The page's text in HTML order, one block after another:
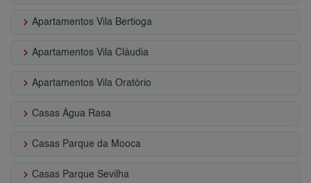
keyboard_arrow_right Apartamentos Vila Bertioga
keyboard_arrow_right Apartamentos Vila Cláudia
keyboard_arrow_right Apartamentos Vila Oratório
keyboard_arrow_right Casas Água Rasa
keyboard_arrow_right Casas Parque da Mooca
keyboard_arrow_right Casas Parque Sevilha